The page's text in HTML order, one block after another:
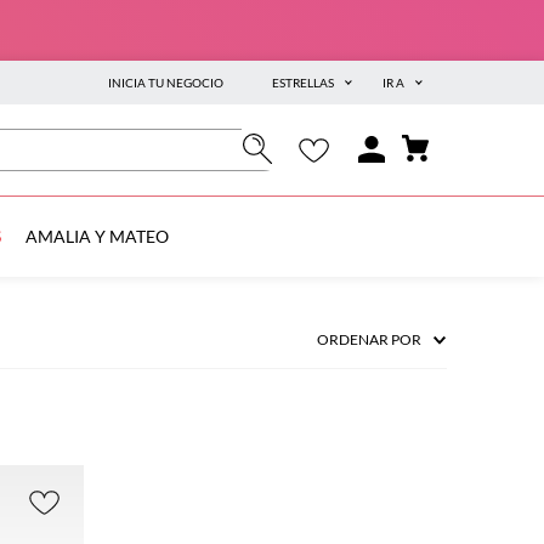
INICIA TU NEGOCIO ESTRELLAS IR A
AMALIA Y MATEO
ORDENAR POR